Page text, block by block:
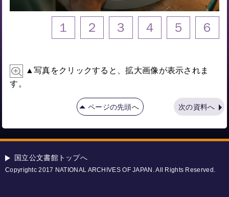
１ ２ ３ ４ ５ ６
▲写真をクリックすると、拡大画像が表示されま
す。
ページの先頭へ 次の資料へ
国立公文書館トップへ
Copyrightc 2017 NATIONAL ARCHIVES OF JAPAN. All Rights Reserved.